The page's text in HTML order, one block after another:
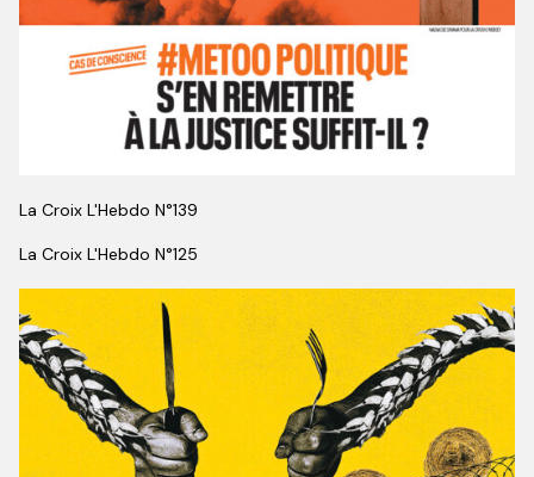
La Croix L'Hebdo N°139
La Croix L'Hebdo N°125